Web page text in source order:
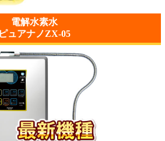
電解水素水
ピュアナノZX-05